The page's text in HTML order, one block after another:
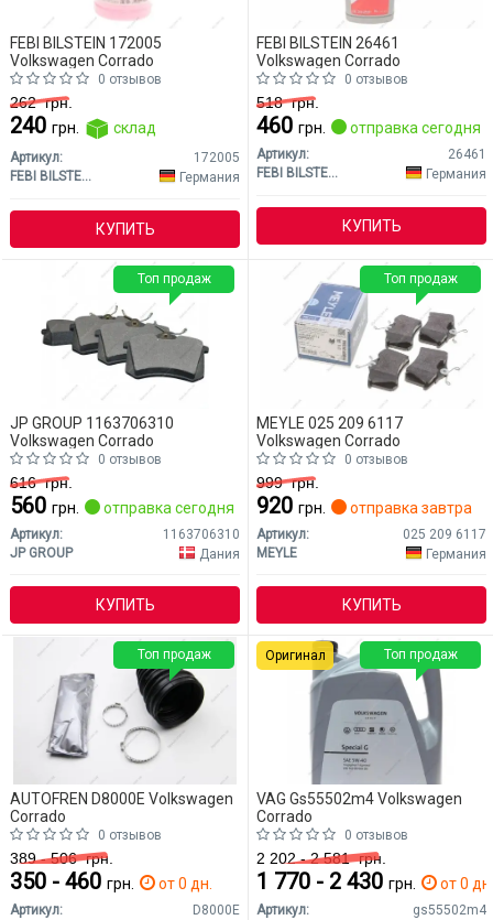
FEBI BILSTEIN 172005
Volkswagen Corrado
0 отзывов
262грн.
240 грн. склад
Артикул:
172005
FEBI BILSTEIN
Германия
КУПИТЬ
FEBI BILSTEIN 26461
Volkswagen Corrado
0 отзывов
518грн.
460 грн. отправка сегодня
Артикул:
26461
FEBI BILSTEIN
Германия
КУПИТЬ
JP GROUP 1163706310
Volkswagen Corrado
0 отзывов
616грн.
560 грн. отправка сегодня
Артикул:
1163706310
JP GROUP
Дания
КУПИТЬ
Топ продаж
MEYLE 025 209 6117
Volkswagen Corrado
0 отзывов
999грн.
920 грн. отправка завтра
Артикул:
025 209 6117
MEYLE
Германия
КУПИТЬ
Топ продаж
AUTOFREN D8000E Volkswagen
Corrado
0 отзывов
389 - 506грн.
350 - 460 грн. от 0 дн.
Артикул:
D8000E
Топ продаж
VAG Gs55502m4 Volkswagen
Corrado
0 отзывов
2 202 - 2 581грн.
1 770 - 2 430 грн. от 0 дн.
Артикул:
gs55502m4
Топ продаж
Оригинал